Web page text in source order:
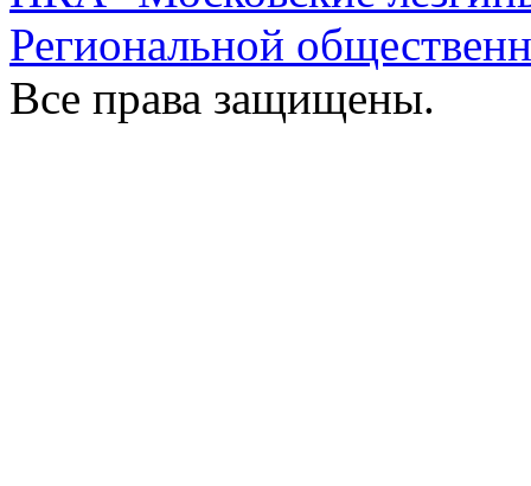
Региональной
Все права защищены.